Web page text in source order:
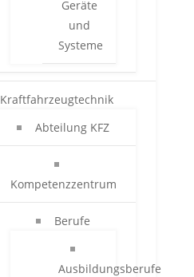
Geräte
und
Systeme
Kraftfahrzeugtechnik
Abteilung KFZ
Kompetenzzentrum
Berufe
Ausbildungsberufe